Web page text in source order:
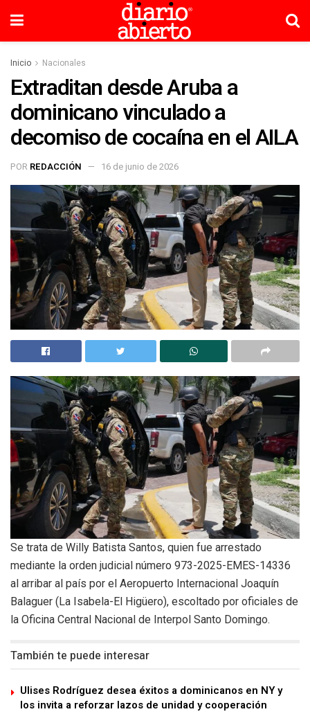
Inicio Nacionales
Extraditan desde Aruba a
dominicano vinculado a
decomiso de cocaína en el AILA
POR REDACCIÓN 16 de junio de 2026
Se trata de Willy Batista Santos, quien fue arrestado
mediante la orden judicial número 973-2025-EMES-14336
al arribar al país por el Aeropuerto Internacional Joaquín
Balaguer (La Isabela-El Higüero), escoltado por oficiales de
la Oficina Central Nacional de Interpol Santo Domingo.
También te puede interesar
Ulises Rodríguez desea éxitos a dominicanos en NY y
los invita a reforzar lazos de unidad y cooperación